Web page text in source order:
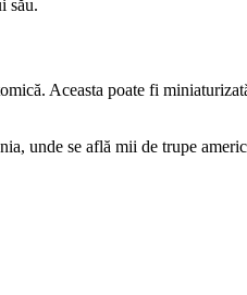
său.
Aceasta poate fi
unde se află mii de trupe